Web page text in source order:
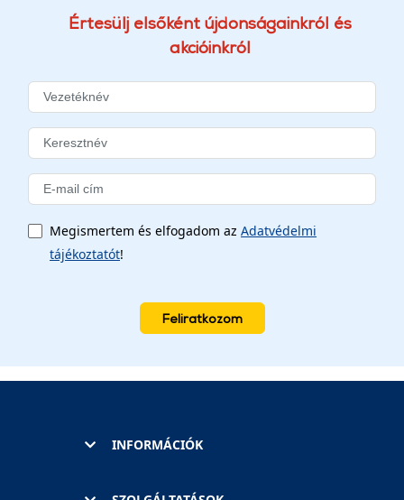
Értesülj elsőként újdonságainkról és
akcióinkról
Megismertem és elfogadom az Adatvédelmi
tájékoztatót!
Feliratkozom
INFORMÁCIÓK